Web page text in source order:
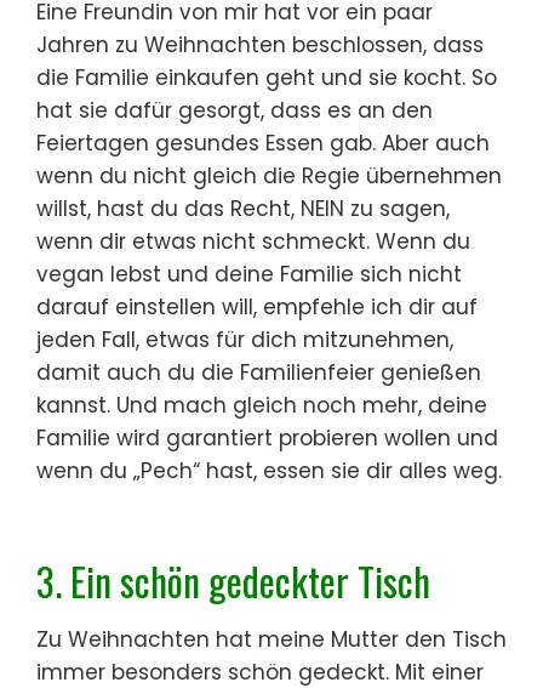
Eine Freundin von mir hat vor ein paar
Jahren zu Weihnachten beschlossen, dass
die Familie einkaufen geht und sie kocht. So
hat sie dafür gesorgt, dass es an den
Feiertagen gesundes Essen gab. Aber auch
wenn du nicht gleich die Regie übernehmen
willst, hast du das Recht, NEIN zu sagen,
wenn dir etwas nicht schmeckt. Wenn du
vegan lebst und deine Familie sich nicht
darauf einstellen will, empfehle ich dir auf
jeden Fall, etwas für dich mitzunehmen,
damit auch du die Familienfeier genießen
kannst. Und mach gleich noch mehr, deine
Familie wird garantiert probieren wollen und
wenn du „Pech“ hast, essen sie dir alles weg.
3. Ein schön gedeckter Tisch
Zu Weihnachten hat meine Mutter den Tisch
immer besonders schön gedeckt. Mit einer